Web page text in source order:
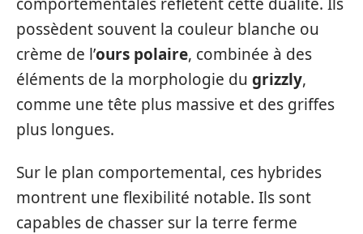
possèdent souvent la couleur blanche ou
crème de l’ours polaire, combinée à des
éléments de la morphologie du grizzly,
comme une tête plus massive et des griffes
plus longues.
Sur le plan comportemental, ces hybrides
montrent une flexibilité notable. Ils sont
capables de chasser sur la terre ferme